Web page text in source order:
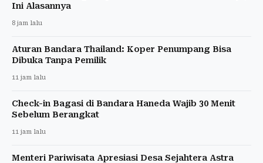
Ini Alasannya
8 jam lalu
Aturan Bandara Thailand: Koper Penumpang Bisa
Dibuka Tanpa Pemilik
11 jam lalu
Check-in Bagasi di Bandara Haneda Wajib 30 Menit
Sebelum Berangkat
11 jam lalu
Menteri Pariwisata Apresiasi Desa Sejahtera Astra